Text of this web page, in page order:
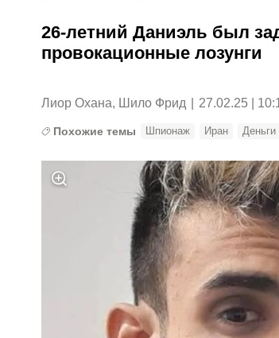
26-летний Даниэль был
провокационные лозунги
Лиор Охана, Шило Фрид 27.02.25 |
Похожие темы Шпионаж Иран Деньги